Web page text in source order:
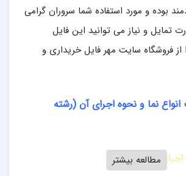
بوده و مورد استفاده شما سروران گرامی
تمایل و نیاز می توانید این فایل
از فروشگاه سایت مهر فایل خریداری و
انواع نما و نحوه اجرای آن (رشته
اجرای آنمطالعه بیشتر